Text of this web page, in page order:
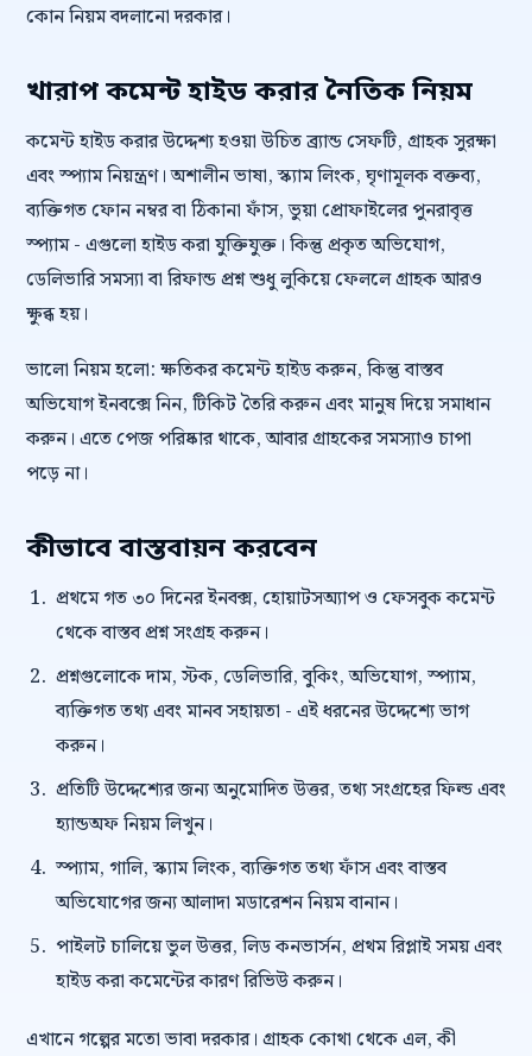
কোন নিয়ম বদলানো দরকার।
খারাপ কমেন্ট হাইড করার নৈতিক নিয়ম
কমেন্ট হাইড করার উদ্দেশ্য হওয়া উচিত ব্র্যান্ড সেফটি, গ্রাহক সুরক্ষা
এবং স্প্যাম নিয়ন্ত্রণ। অশালীন ভাষা, স্ক্যাম লিংক, ঘৃণামূলক বক্তব্য,
ব্যক্তিগত ফোন নম্বর বা ঠিকানা ফাঁস, ভুয়া প্রোফাইলের পুনরাবৃত্ত
স্প্যাম - এগুলো হাইড করা যুক্তিযুক্ত। কিন্তু প্রকৃত অভিযোগ,
ডেলিভারি সমস্যা বা রিফান্ড প্রশ্ন শুধু লুকিয়ে ফেললে গ্রাহক আরও
ক্ষুব্ধ হয়।
ভালো নিয়ম হলো: ক্ষতিকর কমেন্ট হাইড করুন, কিন্তু বাস্তব
অভিযোগ ইনবক্সে নিন, টিকিট তৈরি করুন এবং মানুষ দিয়ে সমাধান
করুন। এতে পেজ পরিষ্কার থাকে, আবার গ্রাহকের সমস্যাও চাপা
পড়ে না।
কীভাবে বাস্তবায়ন করবেন
প্রথমে গত ৩০ দিনের ইনবক্স, হোয়াটসঅ্যাপ ও ফেসবুক কমেন্ট
থেকে বাস্তব প্রশ্ন সংগ্রহ করুন।
প্রশ্নগুলোকে দাম, স্টক, ডেলিভারি, বুকিং, অভিযোগ, স্প্যাম,
ব্যক্তিগত তথ্য এবং মানব সহায়তা - এই ধরনের উদ্দেশ্যে ভাগ
করুন।
প্রতিটি উদ্দেশ্যের জন্য অনুমোদিত উত্তর, তথ্য সংগ্রহের ফিল্ড এবং
হ্যান্ডঅফ নিয়ম লিখুন।
স্প্যাম, গালি, স্ক্যাম লিংক, ব্যক্তিগত তথ্য ফাঁস এবং বাস্তব
অভিযোগের জন্য আলাদা মডারেশন নিয়ম বানান।
পাইলট চালিয়ে ভুল উত্তর, লিড কনভার্সন, প্রথম রিপ্লাই সময় এবং
হাইড করা কমেন্টের কারণ রিভিউ করুন।
এখানে গল্পের মতো ভাবা দরকার। গ্রাহক কোথা থেকে এল, কী